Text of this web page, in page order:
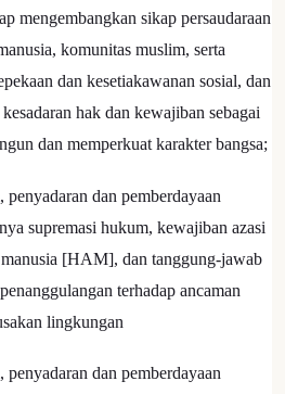
mengembangkan sikap persaudaraan
komunitas muslim, serta
dan kesetiakawanan sosial, dan
hak dan kewajiban sebagai
dan memperkuat karakter bangsa;
dan pemberdayaan
supremasi hukum, kewajiban azasi
[HAM], dan tanggung-jawab
terhadap ancaman
lingkungan
dan pemberdayaan